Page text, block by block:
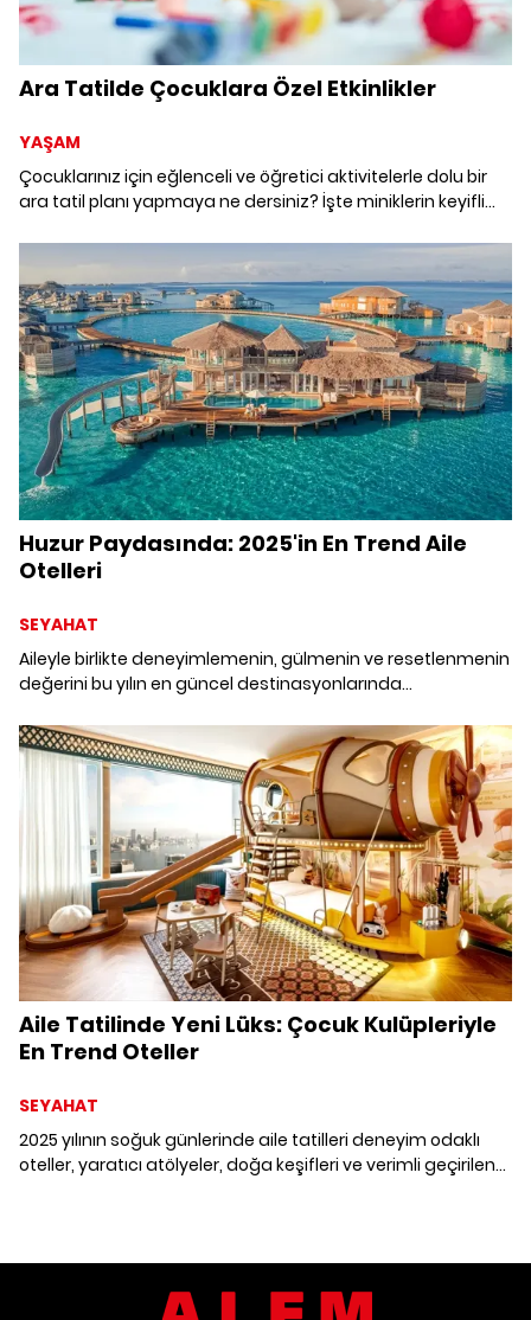
Ara Tatilde Çocuklara Özel Etkinlikler
YAŞAM
Çocuklarınız için eğlenceli ve öğretici aktivitelerle dolu bir
ara tatil planı yapmaya ne dersiniz? İşte miniklerin keyifli
Huzur Paydasında: 2025'in En Trend Aile
Otelleri
SEYAHAT
Aileyle birlikte deneyimlemenin, gülmenin ve resetlenmenin
değerini bu yılın en güncel destinasyonlarında
hatıraya dönüştürecek “kuşaklar arası tatil” trendini
odağımıza alıyoruz.
Aile Tatilinde Yeni Lüks: Çocuk Kulüpleriyle
En Trend Oteller
SEYAHAT
2025 yılının soğuk günlerinde aile tatilleri deneyim odaklı
oteller, yaratıcı atölyeler, doğa keşifleri ve verimli geçirilen